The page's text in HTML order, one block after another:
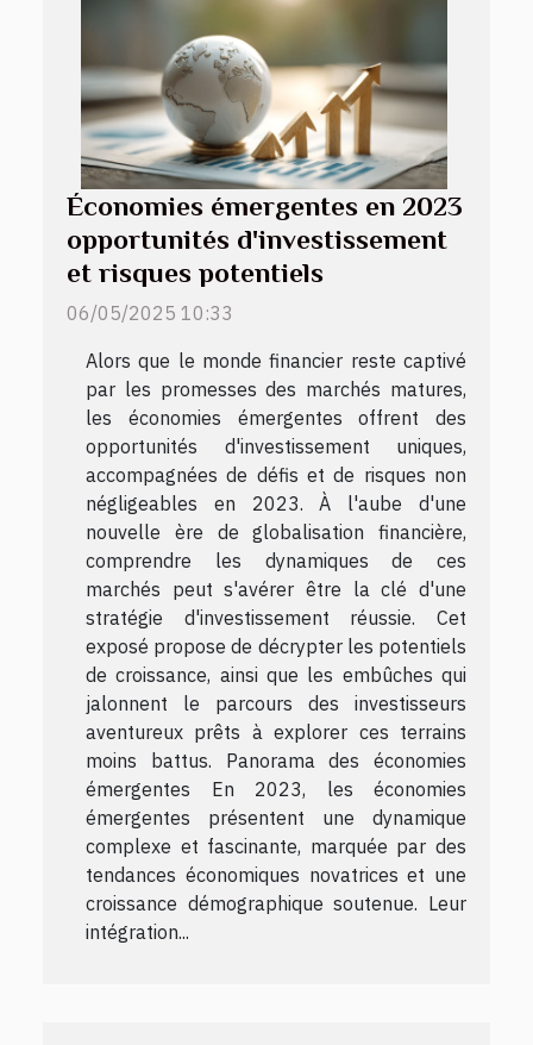
Économies émergentes en 2023
opportunités d'investissement
et risques potentiels
06/05/2025 10:33
Alors que le monde financier reste captivé
par les promesses des marchés matures,
les économies émergentes offrent des
opportunités d'investissement uniques,
accompagnées de défis et de risques non
négligeables en 2023. À l'aube d'une
nouvelle ère de globalisation financière,
comprendre les dynamiques de ces
marchés peut s'avérer être la clé d'une
stratégie d'investissement réussie. Cet
exposé propose de décrypter les potentiels
de croissance, ainsi que les embûches qui
jalonnent le parcours des investisseurs
aventureux prêts à explorer ces terrains
moins battus. Panorama des économies
émergentes En 2023, les économies
émergentes présentent une dynamique
complexe et fascinante, marquée par des
tendances économiques novatrices et une
croissance démographique soutenue. Leur
intégration...